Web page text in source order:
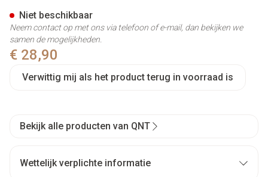
€ 28,90
Verwittig mij als het product terug in voorraad is
Niet beschikbaar
Neem contact op met ons via telefoon of e-mail, dan bekijken we
samen de mogelijkheden.
Bekijk alle producten van QNT
Wettelijk verplichte informatie